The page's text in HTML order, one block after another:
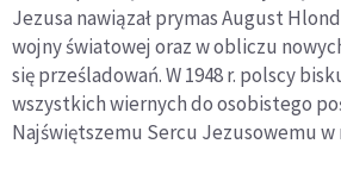
Jezusa nawiązał prymas August
wojny światowej oraz w obliczu
się prześladowań. W 1948 r. polscy
wszystkich wiernych do osobistego
Najświętszemu Sercu Jezusowemu w